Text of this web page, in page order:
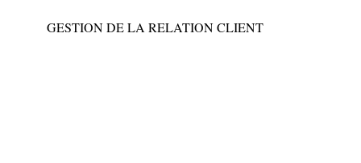
GESTION DE LA RELATION CLIENT